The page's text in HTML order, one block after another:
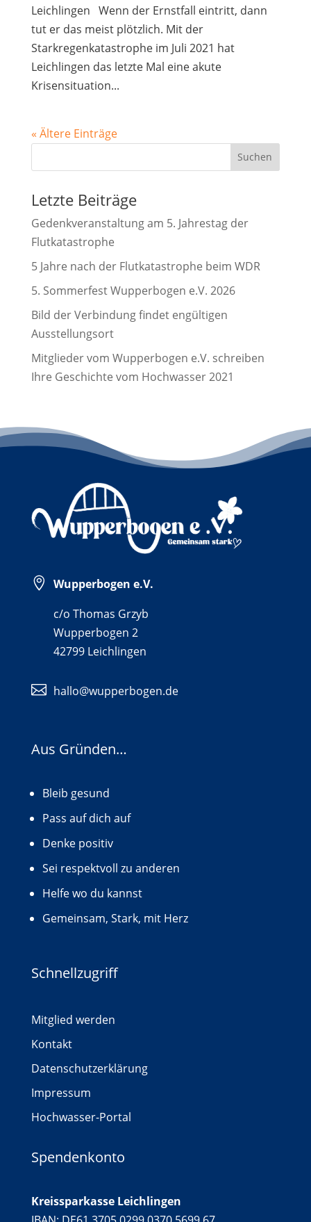
Leichlingen Wenn der Ernstfall eintritt, dann
tut er das meist plötzlich. Mit der
Starkregenkatastrophe im Juli 2021 hat
Leichlingen das letzte Mal eine akute
Krisensituation...
« Ältere Einträge
Suchen
Letzte Beiträge
Gedenkveranstaltung am 5. Jahrestag der
Flutkatastrophe
5 Jahre nach der Flutkatastrophe beim WDR
5. Sommerfest Wupperbogen e.V. 2026
Bild der Verbindung findet engültigen
Ausstellungsort
Mitglieder vom Wupperbogen e.V. schreiben
Ihre Geschichte vom Hochwasser 2021
 Wupperbogen e.V.
c/o Thomas Grzyb
Wupperbogen 2
42799 Leichlingen
 hallo@wupperbogen.de
Aus Gründen…
Bleib gesund
Pass auf dich auf
Denke positiv
Sei respektvoll zu anderen
Helfe wo du kannst
Gemeinsam, Stark, mit Herz
Schnellzugriff
Mitglied werden
Kontakt
Datenschutzerklärung
Impressum
Hochwasser-Portal
Spendenkonto
Kreissparkasse Leichlingen